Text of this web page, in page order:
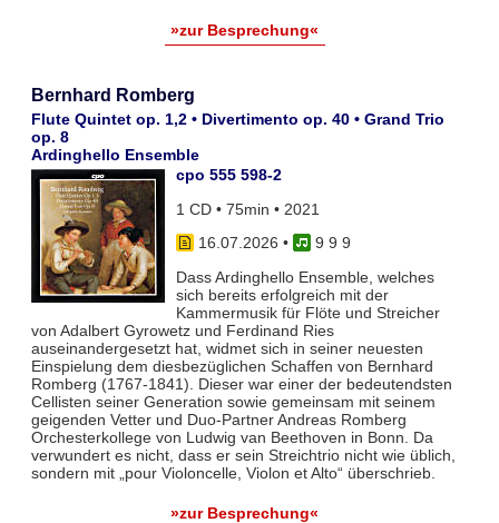
»zur Besprechung«
Bernhard Romberg
Flute Quintet op. 1,2 • Divertimento op. 40 • Grand Trio
op. 8
Ardinghello Ensemble
cpo 555 598-2
1 CD • 75min • 2021
16.07.2026 •
9 9 9
Dass Ardinghello Ensemble, welches
sich bereits erfolgreich mit der
Kammermusik für Flöte und Streicher
von Adalbert Gyrowetz und Ferdinand Ries
auseinandergesetzt hat, widmet sich in seiner neuesten
Einspielung dem diesbezüglichen Schaffen von Bernhard
Romberg (1767-1841). Dieser war einer der bedeutendsten
Cellisten seiner Generation sowie gemeinsam mit seinem
geigenden Vetter und Duo-Partner Andreas Romberg
Orchesterkollege von Ludwig van Beethoven in Bonn. Da
verwundert es nicht, dass er sein Streichtrio nicht wie üblich,
sondern mit „pour Violoncelle, Violon et Alto“ überschrieb.
»zur Besprechung«